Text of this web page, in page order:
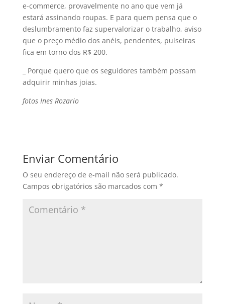
e-commerce, provavelmente no ano que vem já
estará assinando roupas. E para quem pensa que o
deslumbramento faz supervalorizar o trabalho, aviso
que o preço médio dos anéis, pendentes, pulseiras
fica em torno dos R$ 200.
_ Porque quero que os seguidores também possam
adquirir minhas joias.
fotos Ines Rozario
Enviar Comentário
O seu endereço de e-mail não será publicado.
Campos obrigatórios são marcados com *